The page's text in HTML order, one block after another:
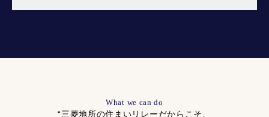
What we can do
“三菱地所の住まいリレーだからこそ、